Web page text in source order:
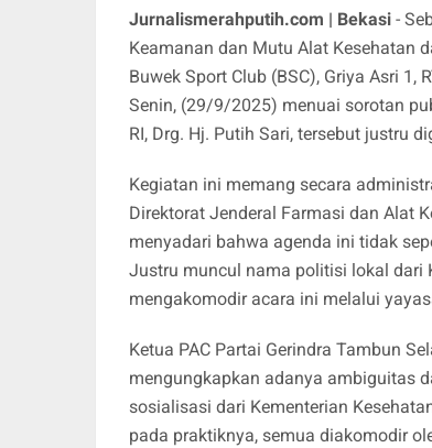
Jurnalismerahputih.com | Bekasi -
Keamanan dan Mutu Alat Kesehatan
Buwek Sport Club (BSC), Griya Asri 1,
Senin, (29/9/2025) menuai sorotan
RI, Drg. Hj. Putih Sari, tersebut justru
Kegiatan ini memang secara
Direktorat Jenderal Farmasi dan Alat
menyadari bahwa agenda ini tidak
Justru muncul nama politisi lokal dari
mengakomodir acara ini melalui
Ketua PAC Partai Gerindra Tambun
mengungkapkan adanya ambiguitas
sosialisasi dari Kementerian
pada praktiknya, semua diakomodir